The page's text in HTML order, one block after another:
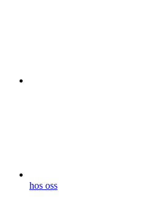
hos oss